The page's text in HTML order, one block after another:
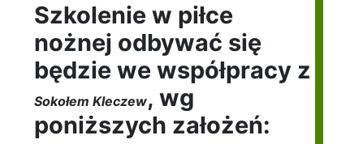
Szkolenie w piłce
nożnej odbywać się
będzie we współpracy z
Sokołem Kleczew, wg
poniższych założeń: